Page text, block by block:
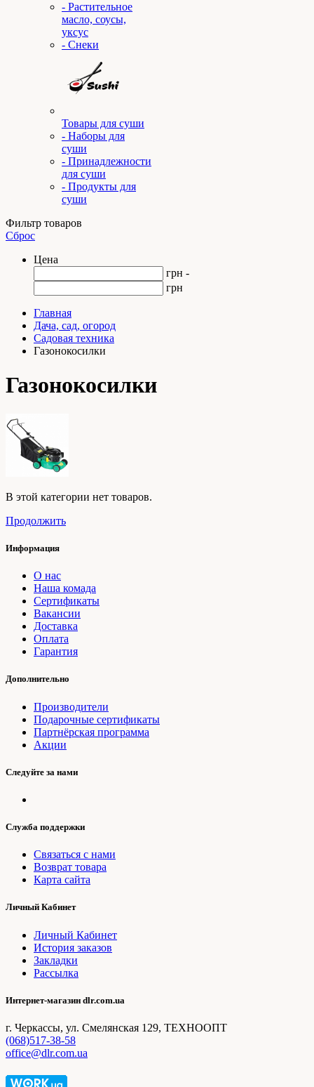
- Растительное
масло, соусы,
уксус
- Снеки
Товары для суши
- Наборы для
суши
- Принадлежности
для суши
- Продукты для
суши
Фильтр товаров
Сброс
Цена
грн -
грн
Главная
Дача, сад, огород
Садовая техника
Газонокосилки
Газонокосилки
В этой категории нет товаров.
Продолжить
Информация
О нас
Наша комада
Сертификаты
Вакансии
Доставка
Оплата
Гарантия
Дополнительно
Производители
Подарочные сертификаты
Партнёрская программа
Акции
Следуйте за нами
Служба поддержки
Связаться с нами
Возврат товара
Карта сайта
Личный Кабинет
Личный Кабинет
История заказов
Закладки
Рассылка
Интернет-магазин dlr.com.ua
г. Черкассы, ул. Смелянская 129, ТЕХНООПТ
(068)517-38-58
office@dlr.com.ua